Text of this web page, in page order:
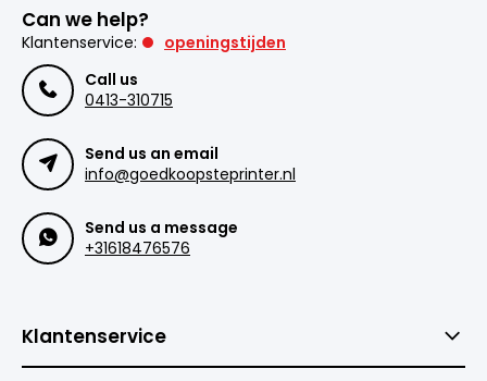
Can we help?
Klantenservice:
openingstijden
Call us
0413-310715
Send us an email
info@goedkoopsteprinter.nl
Send us a message
+31618476576
Klantenservice